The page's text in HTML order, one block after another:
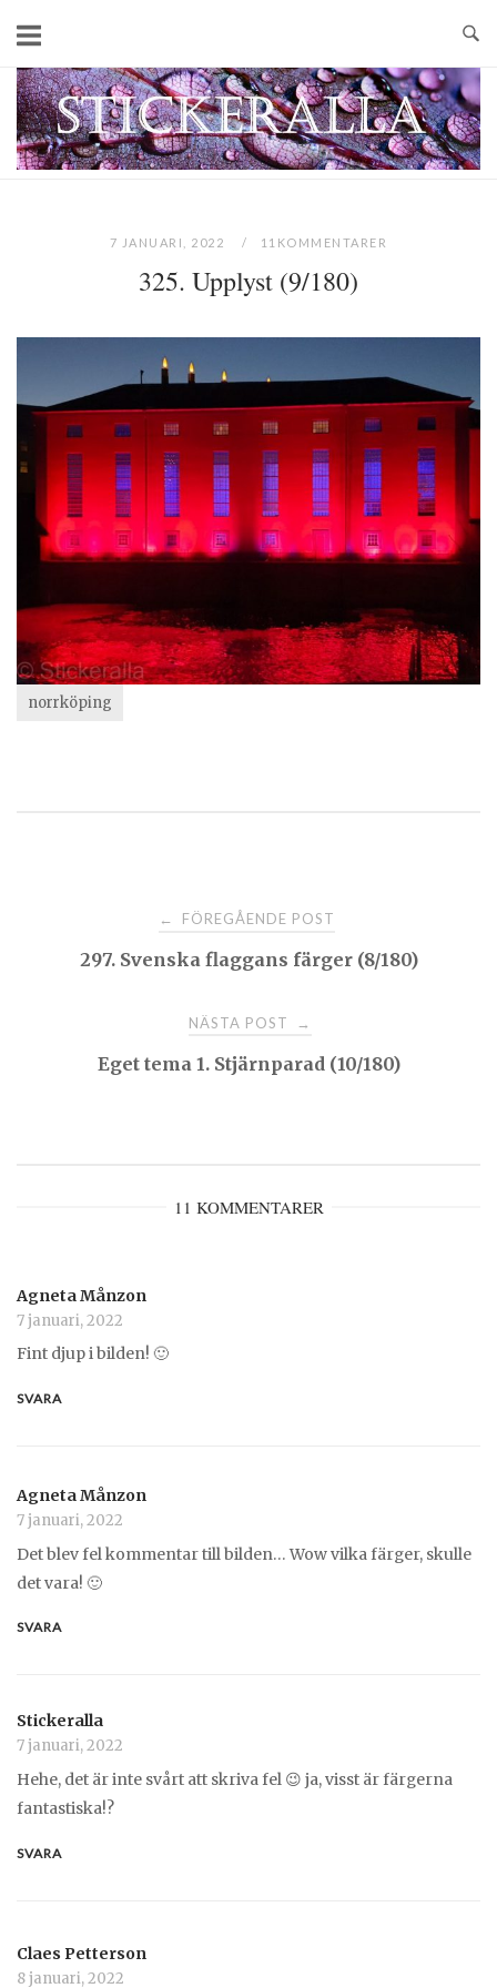
content
Home
7 JANUARI, 2022 11KOMMENTARER
325. Upplyst (9/180)
norrköping
navigation
← FÖREGÅENDE POST
297. Svenska flaggans färger (8/180)
NÄSTA POST →
Eget tema 1. Stjärnparad (10/180)
11 KOMMENTARER
Agneta Månzon
7 januari, 2022
Fint djup i bilden! 🙂
SVARA
Agneta Månzon
7 januari, 2022
Det blev fel kommentar till bilden… Wow vilka färger, skulle
det vara! 🙂
SVARA
Stickeralla
7 januari, 2022
Hehe, det är inte svårt att skriva fel 😉 ja, visst är färgerna
fantastiska!?
SVARA
Claes Petterson
8 januari, 2022